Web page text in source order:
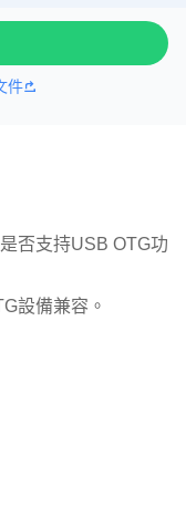
件
否支持USB OTG功
設備兼容。